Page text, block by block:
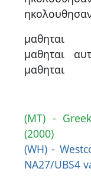
μαθηται
μαθηται
μαθηται
(MT) -
(2000)
(WH) -
NA27/UBS4